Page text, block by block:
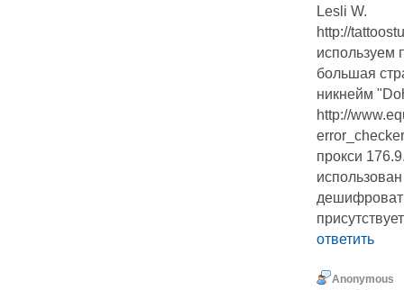
Lesli W.
http://
используем
большая
никнейм
http://
прокси
ответить
Anonymous